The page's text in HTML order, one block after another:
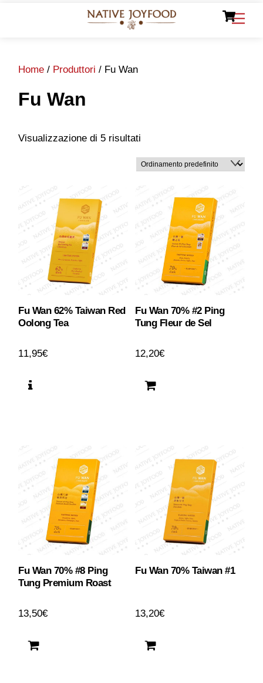
Home / Produttori / Fu Wan
Fu Wan
Visualizzazione di 5 risultati
Fu Wan 62% Taiwan Red
Oolong Tea
11,95€
Fu Wan 70% #2 Ping
Tung Fleur de Sel
12,20€
Fu Wan 70% #8 Ping
Tung Premium Roast
13,50€
Fu Wan 70% Taiwan #1
13,20€